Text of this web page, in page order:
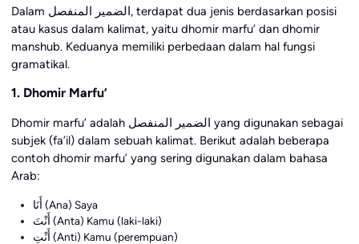
Dalam الضمير المنفصل, terdapat dua jenis berdasarkan posisi
atau kasus dalam kalimat, yaitu dhomir marfu’ dan dhomir
manshub. Keduanya memiliki perbedaan dalam hal fungsi
gramatikal.
1. Dhomir Marfu’
Dhomir marfu’ adalah الضمير المنفصل yang digunakan sebagai
subjek (fa’il) dalam sebuah kalimat. Berikut adalah beberapa
contoh dhomir marfu’ yang sering digunakan dalam bahasa
Arab:
أَنَا (Ana) Saya
أَنْتَ (Anta) Kamu (laki-laki)
أَنْتِ (Anti) Kamu (perempuan)